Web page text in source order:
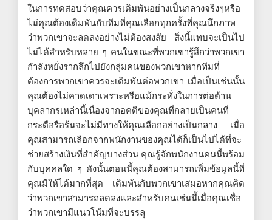
ในการทดสอบว่าคุณควรเดิมพันอย่างเป็นกลางจริงๆหรือ
ไม่คุณต้องเดิมพันกับทีมที่คุณเลือกทุกครั้งที่คุณนึกภาพ
ว่าพวกเขาจะลดลงอย่างไม่ต้องสงสัย สิ่งนี้แทบจะเป็นไป
ไม่ได้สำหรับหลาย ๆ คนในขณะที่พวกเขารู้สึกว่าพวกเขา
กำลังหยั่งรากลึกไปยังกลุ่มคนของพวกเขาหากทีมที่
ต้องการพวกเขาควรจะเดิมพันต่อพวกเขา เมื่อเป็นเช่นนั้น
คุณต้องไม่คาดเดาเพราะหรือแม้กระทั่งในการต่อต้าน
บุคลากรเหล่านี้เนื่องจากอคติของคุณที่กลายเป็นคนที่
กระตือรือร้นจะไม่มีทางให้คุณเลือกอย่างเป็นกลาง เมื่อ
คุณสามารถเลือกจากพนักงานของคุณได้ก็เป็นไปได้ที่จะ
ช่วยสร้างเงินที่สำคัญบางส่วน คุณรู้จักพนักงานคนนี้พร้อม
กับบุคคลใด ๆ ดังนั้นตอนนี้คุณต้องสามารถเพิ่มข้อมูลนี้ที่
คุณมีให้ได้มากที่สุด เดิมพันกับพวกเขาเสมอหากคุณคิด
ว่าพวกเขาสามารถลดลงและสำหรับคนเช่นนี้เมื่อคุณเชื่อ
ว่าพวกเขามีแนวโน้มที่จะบรรลุ